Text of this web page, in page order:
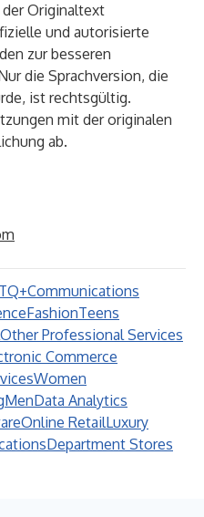
der Originaltext
und autorisierte
zur besseren
die Sprachversion, die
ist rechtsgültig.
mit der originalen
ab.
Communications
FashionTeens
Other Professional Services
Commerce
Women
MenData Analytics
Online RetailLuxury
Department Stores